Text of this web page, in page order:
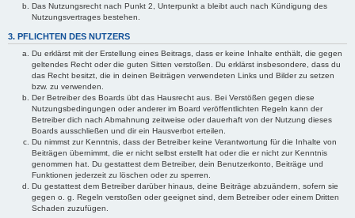
Das Nutzungsrecht nach Punkt 2, Unterpunkt a bleibt auch nach Kündigung des
Nutzungsvertrages bestehen.
3. PFLICHTEN DES NUTZERS
Du erklärst mit der Erstellung eines Beitrags, dass er keine Inhalte enthält, die gegen
geltendes Recht oder die guten Sitten verstoßen. Du erklärst insbesondere, dass du
das Recht besitzt, die in deinen Beiträgen verwendeten Links und Bilder zu setzen
bzw. zu verwenden.
Der Betreiber des Boards übt das Hausrecht aus. Bei Verstößen gegen diese
Nutzungsbedingungen oder anderer im Board veröffentlichten Regeln kann der
Betreiber dich nach Abmahnung zeitweise oder dauerhaft von der Nutzung dieses
Boards ausschließen und dir ein Hausverbot erteilen.
Du nimmst zur Kenntnis, dass der Betreiber keine Verantwortung für die Inhalte von
Beiträgen übernimmt, die er nicht selbst erstellt hat oder die er nicht zur Kenntnis
genommen hat. Du gestattest dem Betreiber, dein Benutzerkonto, Beiträge und
Funktionen jederzeit zu löschen oder zu sperren.
Du gestattest dem Betreiber darüber hinaus, deine Beiträge abzuändern, sofern sie
gegen o. g. Regeln verstoßen oder geeignet sind, dem Betreiber oder einem Dritten
Schaden zuzufügen.